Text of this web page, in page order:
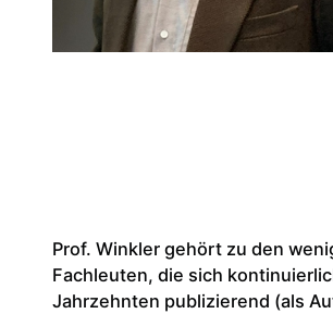
Prof. Winkler gehört zu den
Fachleuten, die sich
Jahrzehnten publizierend (als